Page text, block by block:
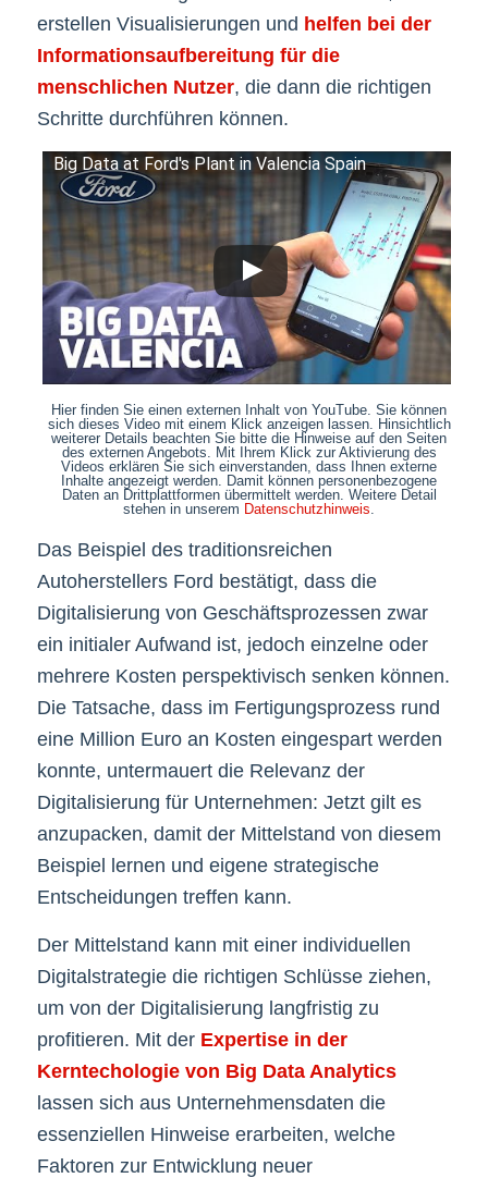
erstellen Visualisierungen und helfen bei der
Informationsaufbereitung für die
menschlichen Nutzer, die dann die richtigen
Schritte durchführen können.
Big Data at Ford's Plant in Valencia Spain
Hier finden Sie einen externen Inhalt von YouTube. Sie können
sich dieses Video mit einem Klick anzeigen lassen. Hinsichtlich
weiterer Details beachten Sie bitte die Hinweise auf den Seiten
des externen Angebots. Mit Ihrem Klick zur Aktivierung des
Videos erklären Sie sich einverstanden, dass Ihnen externe
Inhalte angezeigt werden. Damit können personenbezogene
Daten an Drittplattformen übermittelt werden. Weitere Detail
stehen in unserem Datenschutzhinweis.
Das Beispiel des traditionsreichen
Autoherstellers Ford bestätigt, dass die
Digitalisierung von Geschäftsprozessen zwar
ein initialer Aufwand ist, jedoch einzelne oder
mehrere Kosten perspektivisch senken können.
Die Tatsache, dass im Fertigungsprozess rund
eine Million Euro an Kosten eingespart werden
konnte, untermauert die Relevanz der
Digitalisierung für Unternehmen: Jetzt gilt es
anzupacken, damit der Mittelstand von diesem
Beispiel lernen und eigene strategische
Entscheidungen treffen kann.
Der Mittelstand kann mit einer individuellen
Digitalstrategie die richtigen Schlüsse ziehen,
um von der Digitalisierung langfristig zu
profitieren. Mit der Expertise in der
Kerntechologie von Big Data Analytics
lassen sich aus Unternehmensdaten die
essenziellen Hinweise erarbeiten, welche
Faktoren zur Entwicklung neuer